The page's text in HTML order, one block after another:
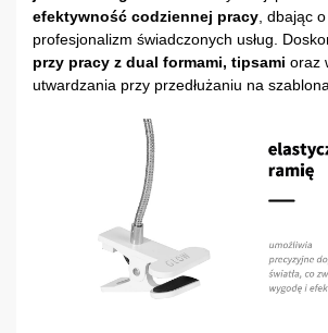
efektywność codziennej pracy , dbając
profesjonalizm świadczonych usług.
przy pracy z dual formami, tipsami oraz
utwardzania przy przedłużaniu na